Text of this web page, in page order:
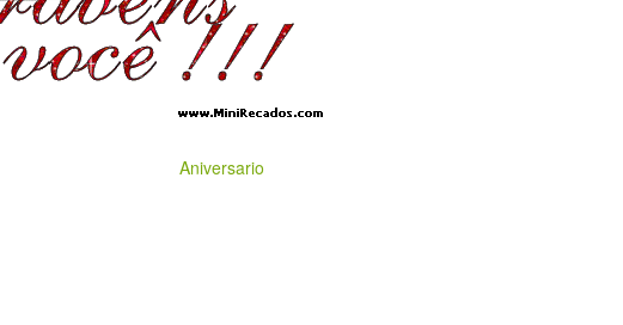
Aniversario